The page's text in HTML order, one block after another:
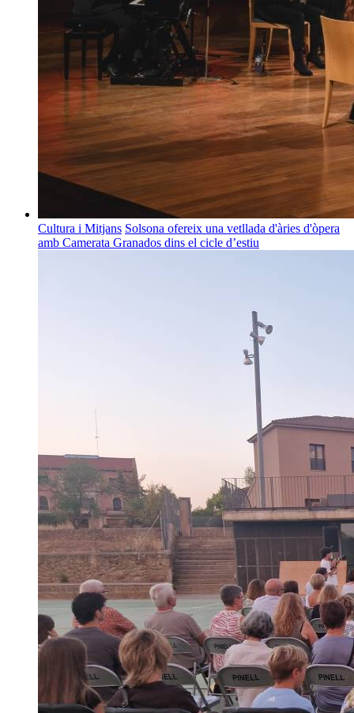
Cultura i Mitjans Solsona ofereix una vetllada d'àries d'òpera
amb Camerata Granados dins el cicle d’estiu